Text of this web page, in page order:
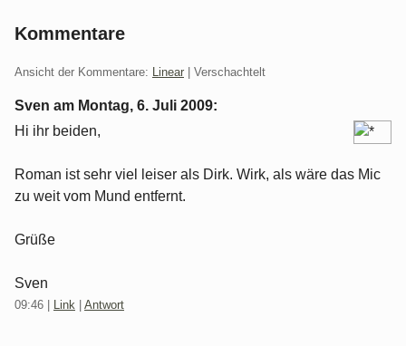
Kommentare
Ansicht der Kommentare: Linear | Verschachtelt
Sven am Montag, 6. Juli 2009:
Hi ihr beiden,
Roman ist sehr viel leiser als Dirk. Wirk, als wäre das Mic
zu weit vom Mund entfernt.
Grüße
Sven
09:46 Link Antwort